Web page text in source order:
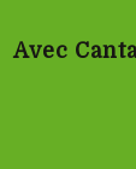
Avec